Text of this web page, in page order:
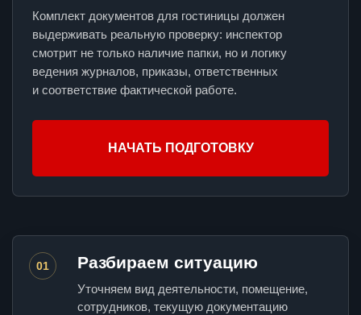
Комплект документов для гостиницы должен
выдерживать реальную проверку: инспектор
смотрит не только наличие папки, но и логику
ведения журналов, приказы, ответственных
и соответствие фактической работе.
НАЧАТЬ ПОДГОТОВКУ
01 Разбираем ситуацию
Уточняем вид деятельности, помещение,
сотрудников, текущую документацию